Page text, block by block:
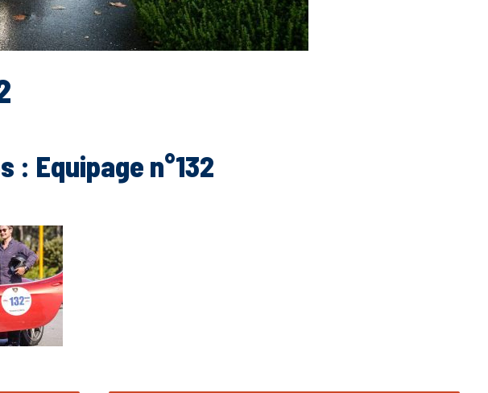
: Equipage n°132